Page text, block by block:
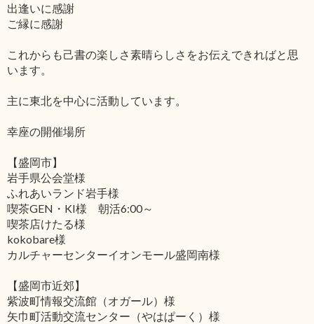
出逢いに感謝
ご縁に感謝
これからも己書の楽しさ素晴らしさをお伝えできればと思
います。
主に東北を中心に活動しています。
幸座の開催場所
【盛岡市】
岩手県公会堂様
ふれあいランド岩手様
喫茶GEN・KI様 朝活6:00～
喫茶店けたる様
kokobare様
カルチャーセンターイオンモール盛岡南様
【盛岡市近郊】
紫波町情報交流館（オガール）様
矢巾町活動交流センター（やはぱーく）様